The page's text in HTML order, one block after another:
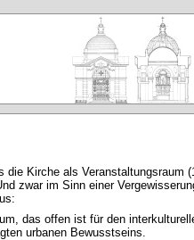
die Kirche als Veranstaltungsraum
zwar im Sinn einer
das offen ist für den
urbanen Bewusstseins.